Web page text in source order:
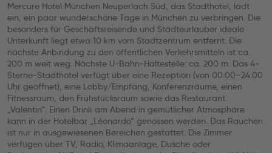
Mercure Hotel München Neuperlach Süd, das Stadthotel, lädt
ein, ein paar wunderschöne Tage in München zu verbringen. Die
besonders für Geschäftsreisende und Städteurlauber ideale
Unterkunft liegt etwa 10 km vom Stadtzentrum entfernt. Die
nächste Anbindung zu den öffentlichen Verkehrsmitteln ist ca.
200 m weit weg. Nächste U-Bahn-Haltestelle: ca. 200 m. Das 4-
Sterne-Stadthotel verfügt über eine Rezeption (von 00:00–24:00
Uhr geöffnet), eine Lobby/Empfang, Konferenzräume, einen
Fitnessraum, den Frühstücksraum sowie das Restaurant
„Valentin“. Einen Drink am Abend in gemütlicher Atmosphäre
kann in der Hotelbar „Léonardo“ genossen werden. Das Rauchen
ist nur in ausgewiesenen Bereichen gestattet. Die Zimmer
verfügen über TV, Radio, Klimaanlage, Dusche oder